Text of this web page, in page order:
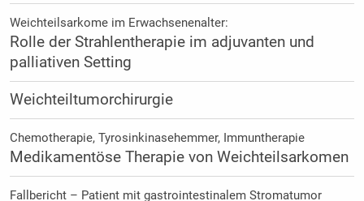
Weichteilsarkome im Erwachsenenalter:
Rolle der Strahlentherapie im adjuvanten und
palliativen Setting
Weichteiltumorchirurgie
Chemotherapie, Tyrosinkinasehemmer, Immuntherapie
Medikamentöse Therapie von Weichteilsarkomen
Fallbericht – Patient mit gastrointestinalem Stromatumor